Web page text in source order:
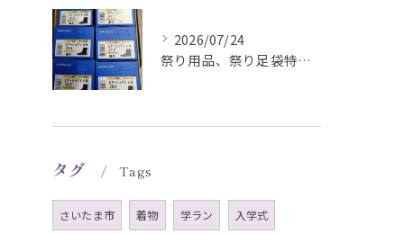
2026/07/24
祭り用品、祭り足袋特価販売中
タグ Tags
さいたま市 着物 学ラン 入学式